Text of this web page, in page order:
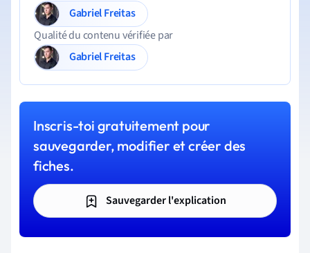
Gabriel Freitas
Qualité du contenu vérifiée par
Gabriel Freitas
Inscris-toi gratuitement pour
sauvegarder, modifier et créer des
fiches.
Sauvegarder l'explication